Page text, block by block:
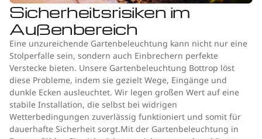
Sicherheitsrisiken im
Außenbereich
Eine unzureichende Gartenbeleuchtung kann nicht nur eine
Stolperfalle sein, sondern auch Einbrechern perfekte
Verstecke bieten. Unsere Gartenbeleuchtung Bottrop löst
diese Probleme, indem sie gezielt Wege, Eingänge und
dunkle Ecken ausleuchtet. Wir legen großen Wert auf eine
stabile Installation, die selbst bei widrigen
Wetterbedingungen zuverlässig funktioniert und somit für
dauerhafte Sicherheit sorgt.Mit der Gartenbeleuchtung in